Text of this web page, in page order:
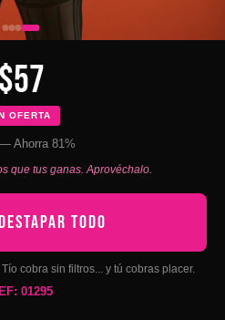
$57
OFERTA
— Ahorra 81%
que tus ganas. Aprovéchalo.
TODO
cobra sin filtros... y tú cobras placer.
01295